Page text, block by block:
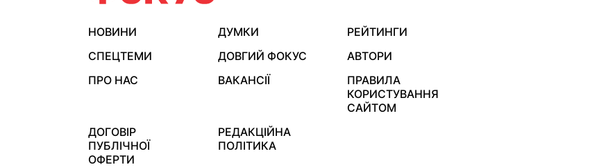
НОВИНИ ДУМКИ
РЕЙТИНГИ
СПЕЦТЕМИ
ДОВГИЙ ФОКУС
АВТОРИ
ПРО НАС
ВАКАНСІЇ
ПРАВИЛА
КОРИСТУВАННЯ
САЙТОМ
ДОГОВІР
ПУБЛІЧНОЇ
ОФЕРТИ
РЕДАКЦІЙНА
ПОЛІТИКА